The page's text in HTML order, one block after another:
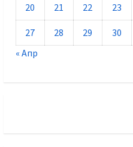
20 21 22 23
27 28 29 30
« Апр